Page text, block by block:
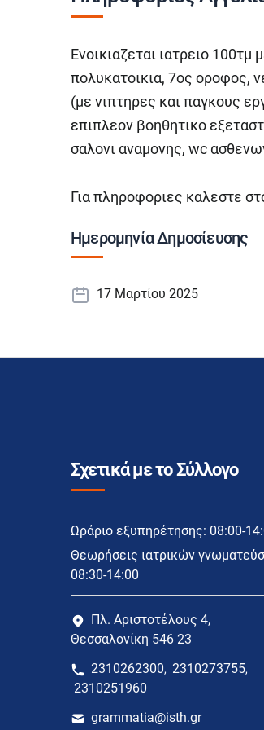
Ενοικιαζεται ιατρειο
πολυκατοικια, 7ος οροφος,
(με νιπτηρες και παγκους
επιπλεον βοηθητικο
σαλονι αναμονης, wc
Για πληροφοριες καλεστε
Ημερομηνία Δημοσίευσης
17 Μαρτίου 2025
Σχετικά με το Σύλλογο
Ωράριο εξυπηρέτησης: 08:00-
Θεωρήσεις ιατρικών
08:30-14:00
Πλ. Αριστοτέλους 4,
Θεσσαλονίκη 546 23
2310262300, 2310273755,
2310251960
grammatia@isth.gr